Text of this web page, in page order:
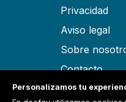
Privacidad
Aviso legal
Sobre
Contacto
Términos y
Personalizamos tu